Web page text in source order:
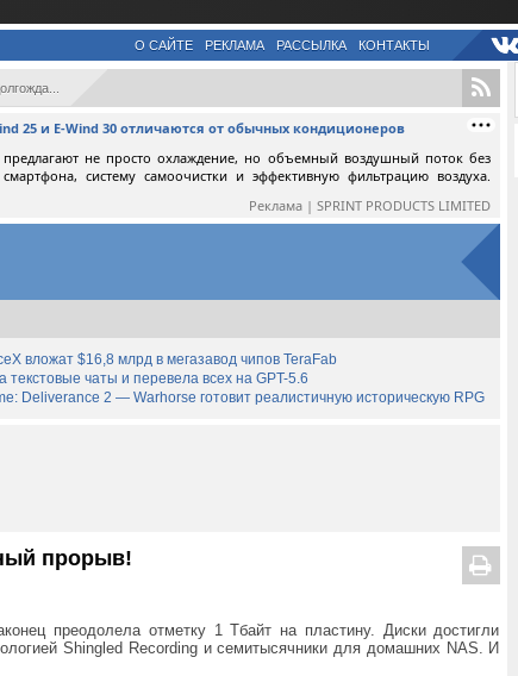
О САЙТЕ РЕКЛАМА РАССЫЛКА КОНТАКТЫ
25 и E-Wind 30 отличаются от обычных кондиционеров
не просто охлаждение, но объемный воздушный поток без
систему самоочистки и эффективную фильтрацию воздуха.
Реклама | SPRINT PRODUCTS LIMITED
вложат $16,8 млрд в мегазавод чипов TeraFab
чаты и перевела всех на GPT-5.6
Deliverance 2 — Warhorse готовит реалистичную историческую RPG
прорыв!
преодолела отметку 1 Тбайт на пластину. Диски достигли
Shingled Recording и семитысячники для домашних NAS. И